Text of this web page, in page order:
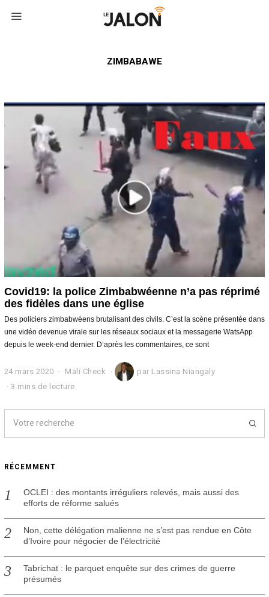
ZIMBABAWE
Covid19: la police Zimbabwéenne n’a pas réprimé
des fidèles dans une église
Des policiers zimbabwéens brutalisant des civils. C’est la scène présentée dans
une vidéo devenue virale sur les réseaux sociaux et la messagerie WatsApp
depuis le week-end dernier. D’après les commentaires, ce sont
24 mars 2020
4
m
s
2
0
Mali Check par Lassina Niangaly
3 mins de lecture
RÉCEMMENT
OCLEI : des montants irréguliers relevés, mais aussi des
efforts de réforme salués
Non, cette délégation malienne ne s’est pas rendue en Côte
d’Ivoire pour négocier de l’électricité
Tabrichat : le parquet enquête sur des crimes de guerre
présumés